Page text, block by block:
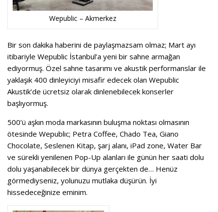
Wepublic – Akmerkez
Bir son dakika haberini de paylaşmazsam olmaz; Mart ayı
itibariyle Wepublic İstanbul’a yeni bir sahne armağan
ediyormuş. Özel sahne tasarımı ve akustik performanslar ile
yaklaşık 400 dinleyiciyi misafir edecek olan Wepublic
Akustik’de ücretsiz olarak dinlenebilecek konserler
başlıyormuş.
500’ü aşkın moda markasının buluşma noktası olmasının
ötesinde Wepublic; Petra Coffee, Chado Tea, Giano
Chocolate, Seslenen Kitap, şarj alanı, iPad zone, Water Bar
ve sürekli yenilenen Pop-Up alanları ile günün her saati dolu
dolu yaşanabilecek bir dünya gerçekten de… Henüz
görmediyseniz, yolunuzu mutlaka düşürün. İyi
hissedeceğinize eminim.